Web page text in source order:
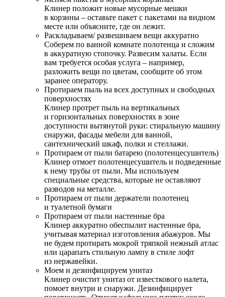
Клинер положит новые мусорные мешки
в корзины – оставьте пакет с пакетами на видном
месте или объясните, где он лежит.
Раскладываем/ развешиваем вещи аккуратно
Соберем по ванной комнате полотенца и сложим
в аккуратную стопочку. Развесим халаты. Если
вам требуется особая услуга – например,
разложить вещи по цветам, сообщите об этом
заранее оператору.
Протираем пыль на всех доступных и свободных
поверхностях
Клинер протрет пыль на вертикальных
и горизонтальных поверхностях в зоне
доступности вытянутой руки: стиральную машину
снаружи, фасады мебели для ванной,
сантехнический шкаф, полки и стеллажи.
Протираем от пыли батарею (полотенцесушитель)
Клинер отмоет полотенцесушитель и подведенные
к нему трубы от пыли. Мы используем
специальные средства, которые не оставляют
разводов на металле.
Протираем от пыли держатели полотенец
и туалетной бумаги
Протираем от пыли настенные бра
Клинер аккуратно обеспылит настенные бра,
учитывая материал изготовления абажуров. Мы
не будем протирать мокрой тряпкой нежный атлас
или царапать стильную лампу в стиле лофт
из нержавейки.
Моем и дезинфицируем унитаз
Клинер очистит унитаз от известкового налета,
помоет внутри и снаружи. Дезинфицирует